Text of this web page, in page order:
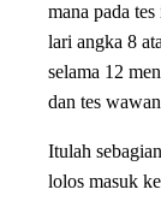
mana pada
lari angka 8
selama 12
dan tes
Itulah
lolos masuk